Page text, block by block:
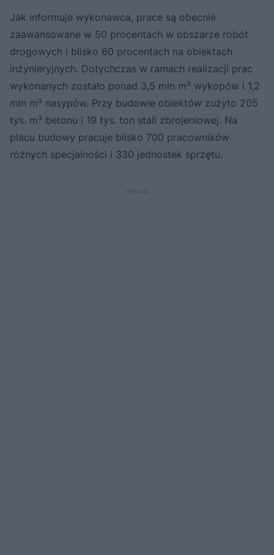
Jak informuje wykonawca, prace są obecnie
zaawansowane w 50 procentach w obszarze robót
drogowych i blisko 60 procentach na obiektach
inżynieryjnych. Dotychczas w ramach realizacji prac
wykonanych zostało ponad 3,5 mln m³ wykopów i 1,2
mln m³ nasypów. Przy budowie obiektów zużyto 205
tys. m³ betonu i 19 tys. ton stali zbrojeniowej. Na
placu budowy pracuje blisko 700 pracowników
różnych specjalności i 330 jednostek sprzętu.